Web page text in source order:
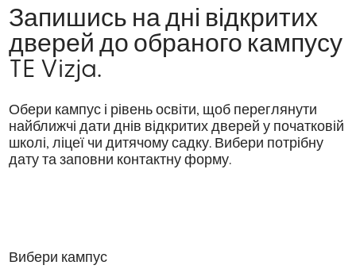
Запишись на дні відкритих
дверей до обраного кампусу
TE Vizja.
Обери кампус і рівень освіти, щоб переглянути
найближчі дати днів відкритих дверей у початковій
школі, ліцеї чи дитячому садку. Вибери потрібну
дату та заповни контактну форму.
Вибери кампус